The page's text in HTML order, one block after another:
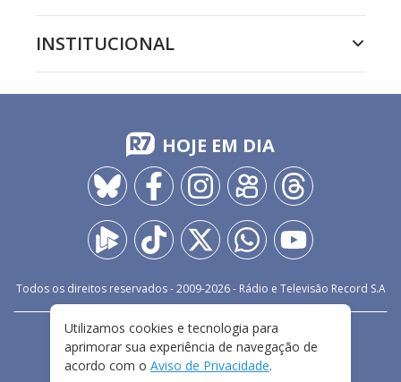
INSTITUCIONAL
HOJE EM DIA
Todos os direitos reservados - 2009-2026- Rádio e Televisão Record S.A
FALE CONOSCO
PRIVACIDADE
TERMOS E CONDIÇÕES DE USO
Utilizamos cookies e tecnologia para
aprimorar sua experiência de navegação de
acordo com o Aviso de Privacidade.